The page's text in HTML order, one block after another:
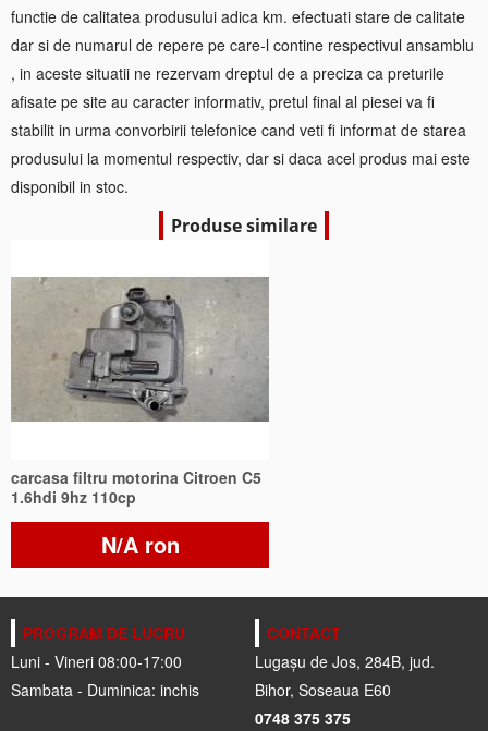
functie de calitatea produsului adica km. efectuati stare de calitate
dar si de numarul de repere pe care-l contine respectivul ansamblu
, in aceste situatii ne rezervam dreptul de a preciza ca preturile
afisate pe site au caracter informativ, pretul final al piesei va fi
stabilit in urma convorbirii telefonice cand veti fi informat de starea
produsului la momentul respectiv, dar si daca acel produs mai este
disponibil in stoc.
Produse similare
carcasa filtru motorina Citroen C5
1.6hdi 9hz 110cp
N/A ron
PROGRAM DE LUCRU
Luni - Vineri 08:00-17:00
Sambata - Duminica: inchis
CONTACT
Lugașu de Jos, 284B, jud.
Bihor, Soseaua E60
0748 375 375